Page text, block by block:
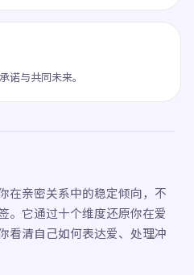
诺与共同未来。
在亲密关系中的稳定倾向，不
。它通过十个维度还原你在爱
看清自己如何表达爱、处理冲